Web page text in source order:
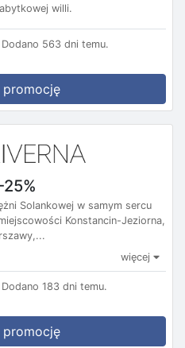
willi.
Dodano 563 dni temu.
promocję
Solankowej w samym sercu
Konstancin-Jeziorna,
więcej
Dodano 183 dni temu.
promocję